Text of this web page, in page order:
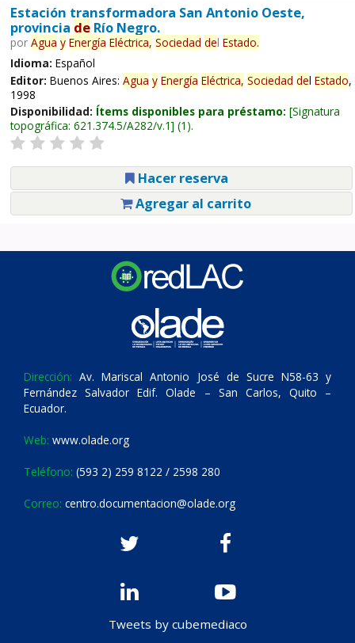
Estación transformadora San Antonio Oeste,
provincia deRío Negro.
por Agua y Energía Eléctrica, Sociedad del Estado.
Idioma: Español
Editor: Buenos Aires: Agua y Energía Eléctrica, Sociedad del Estado,
1998
Disponibilidad: Ítems disponibles para préstamo: Signatura
topográfica: 621.374.5/A282/v.1 (1).
Hacer reserva
Agregar al carrito
Dirección: Av. Mariscal Antonio José de Sucre N58-63 y
Fernández Salvador Edif. Olade – San Carlos, Quito –
Ecuador.
Web: www.olade.org
Teléfono: (593 2) 259 8122 / 2598 280
Correo: centro.documentacion@olade.org
Tweets by cubemediaco